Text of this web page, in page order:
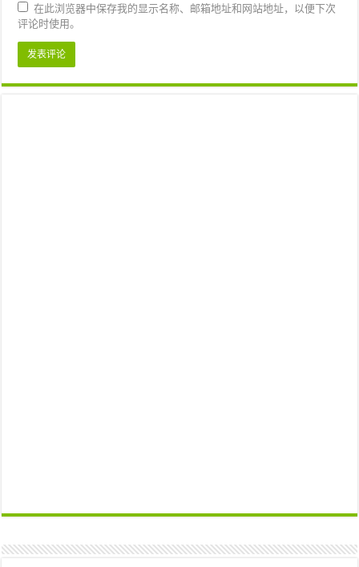
在此浏览器中保存我的显示名称、邮箱地址和网站地址，以便下次
评论时使用。